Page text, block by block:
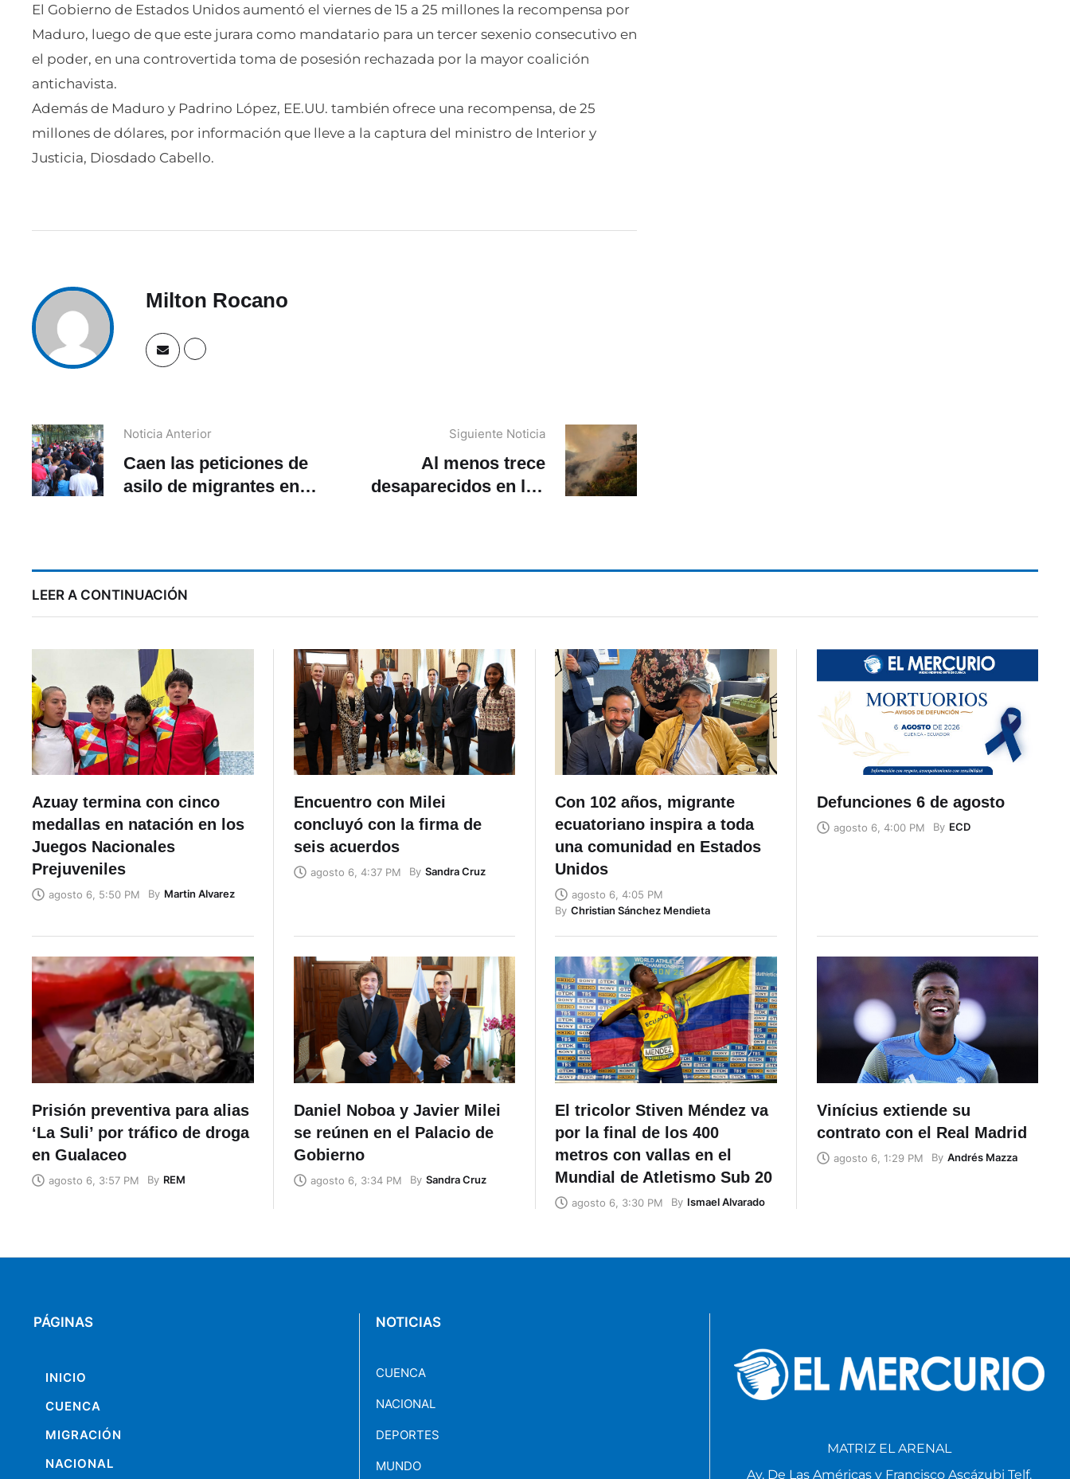
El Gobierno de Estados Unidos aumentó el viernes de 15 a 25 millones la recompensa por
Maduro, luego de que este jurara como mandatario para un tercer sexenio consecutivo en
el poder, en una controvertida toma de posesión rechazada por la mayor coalición
antichavista.
Además de Maduro y Padrino López, EE.UU. también ofrece una recompensa, de 25
millones de dólares, por información que lleve a la captura del ministro de Interior y
Justicia, Diosdado Cabello.
Milton Rocano
Noticia Anterior
Caen las peticiones de
asilo de migrantes en
Siguiente Noticia
Al menos trece
desaparecidos en los
LEER A CONTINUACIÓN
Azuay termina con cinco
medallas en natación en los
Juegos Nacionales
Prejuveniles
agosto 6, 5:50 PM By Martin Alvarez
Encuentro con Milei
concluyó con la firma de
seis acuerdos
agosto 6, 4:37 PM By Sandra Cruz
Con 102 años, migrante
ecuatoriano inspira a toda
una comunidad en Estados
Unidos
agosto 6, 4:05 PM
By Christian Sánchez Mendieta
Defunciones 6 de agosto
agosto 6, 4:00 PM By ECD
Prisión preventiva para alias
‘La Suli’ por tráfico de droga
en Gualaceo
agosto 6, 3:57 PM By REM
Daniel Noboa y Javier Milei
se reúnen en el Palacio de
Gobierno
agosto 6, 3:34 PM By Sandra Cruz
El tricolor Stiven Méndez va
por la final de los 400
metros con vallas en el
Mundial de Atletismo Sub 20
agosto 6, 3:30 PM By Ismael Alvarado
Vinícius extiende su
contrato con el Real Madrid
agosto 6, 1:29 PM By Andrés Mazza
PÁGINAS
INICIO
CUENCA
MIGRACIÓN
NACIONAL
NOTICIAS
CUENCA
NACIONAL
DEPORTES
MUNDO
MATRIZ EL ARENAL
Av. De Las Américas y Francisco Ascázubi Telf.